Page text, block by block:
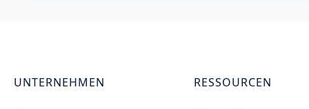
UNTERNEHMEN RESSOURCEN